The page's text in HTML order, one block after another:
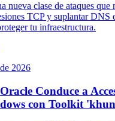
nueva clase de ataques que
TCP y suplantar DNS
tu infraestructura.
2026
Conduce a
con Toolkit